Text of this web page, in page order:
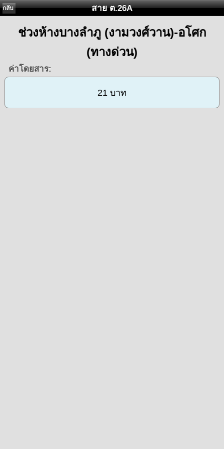
กลับ สาย ต.26A
ช่วงห้างบางลำภู (งามวงศ์วาน)-อโศก
(ทางด่วน)
ค่าโดยสาร:
21 บาท